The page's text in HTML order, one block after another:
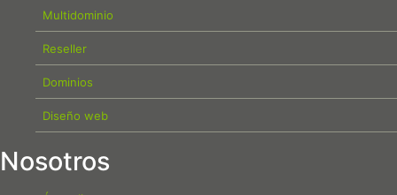
Multidominio
Reseller
Dominios
Diseño web
Nosotros